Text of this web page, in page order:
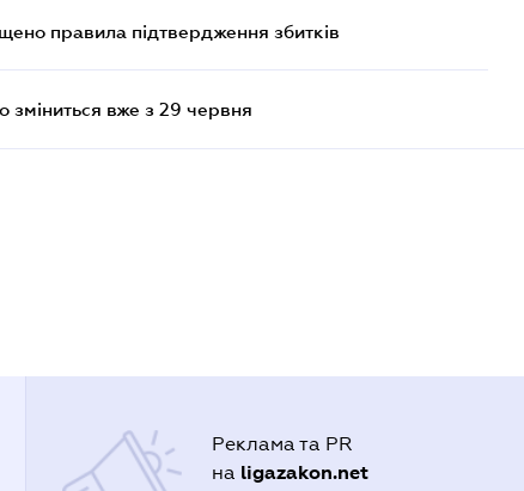
правила підтвердження збитків
зміниться вже з 29 червня
Реклама та PR
на ligazakon.net